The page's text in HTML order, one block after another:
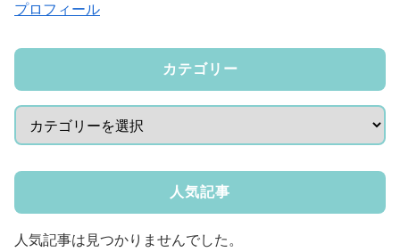
プロフィール
カテゴリー
人気記事
人気記事は見つかりませんでした。